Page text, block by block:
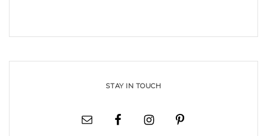
STAY IN TOUCH